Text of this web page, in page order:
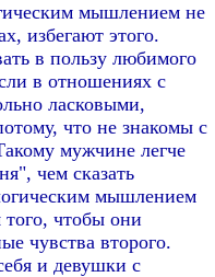
мышлением не
избегают этого.
в пользу любимого
в отношениях с
ласковыми,
что не знакомы с
мужчине легче
чем сказать
мышлением
чтобы они
чувства второго.
и девушки с